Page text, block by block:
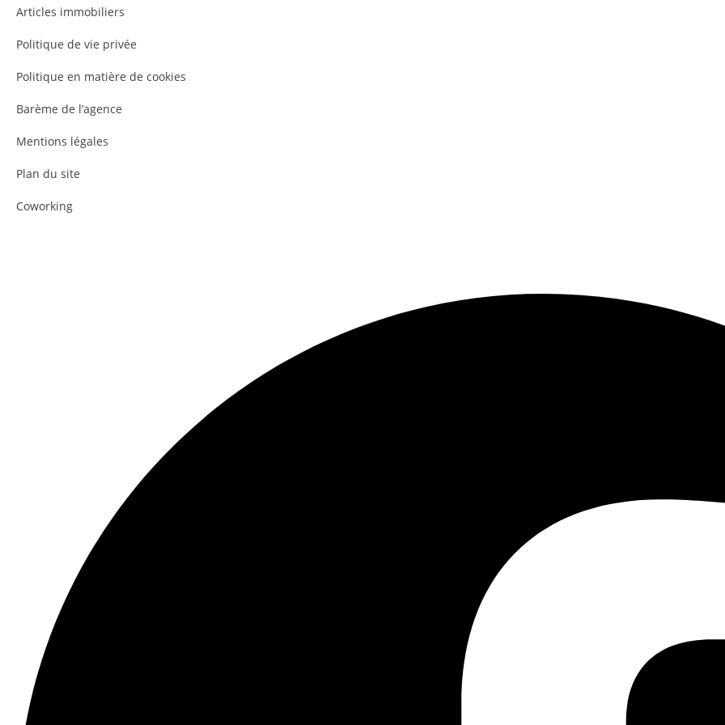
Articles immobiliers
Politique de vie privée
Politique en matière de cookies
Barème de l’agence
Mentions légales
Plan du site
Coworking